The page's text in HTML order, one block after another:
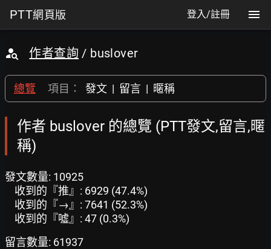
PTT網頁版 登入/註冊
作者查詢 / buslover
總覽 項目： 發文 | 留言 | 暱稱
作者 buslover 的總覽 (PTT發文,留言,暱
稱)
發文數量: 10925
收到的『推』: 6929 (47.4%)
收到的『→』: 7641 (52.3%)
收到的『噓』: 47 (0.3%)
留言數量: 61937